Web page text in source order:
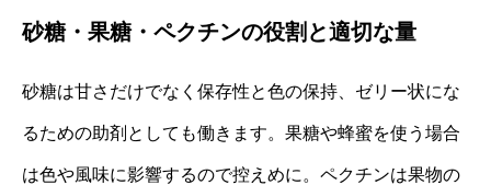
砂糖・果糖・ペクチンの役割と適切な量
砂糖は甘さだけでなく保存性と色の保持、ゼリー状にな
るための助剤としても働きます。果糖や蜂蜜を使う場合
は色や風味に影響するので控えめに。ペクチンは果物の